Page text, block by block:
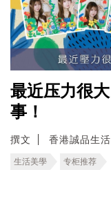
最近压力很
事！
撰文 香港誠品生活
生活美學 专柜推荐